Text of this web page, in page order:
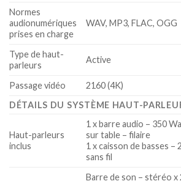
Normes
audionumériques
prises en charge
WAV, MP3, FLAC, OGG
Type de haut-
parleurs
Active
Passage vidéo
2160 (4K)
DÉTAILS DU SYSTÈME HAUT-
Haut-parleurs
inclus
1 x barre audio – 350
sur table – filaire
1 x caisson de basses –
sans fil
Barre de son – stéréo